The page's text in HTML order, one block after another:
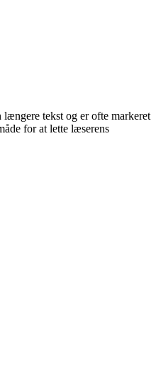
tekst og er ofte markeret
for at lette læserens